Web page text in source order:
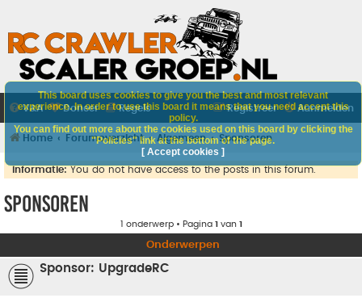
V&A Doneer Regels Aanmelden
Registreer
Home Forumoverzicht Algemeen Sponsoren
Informatie:You do not have access to the posts in this forum.
Sponsoren
1 onderwerp • Pagina 1 van 1
Onderwerpen
Sponsor: UpgradeRC
This board uses cookies to give you the best and most relevant
experience. In order to use this board it means that you need accept this
policy.
You can find out more about the cookies used on this board by clicking the
"Policies" link at the bottom of the page.
[ Accept cookies ]